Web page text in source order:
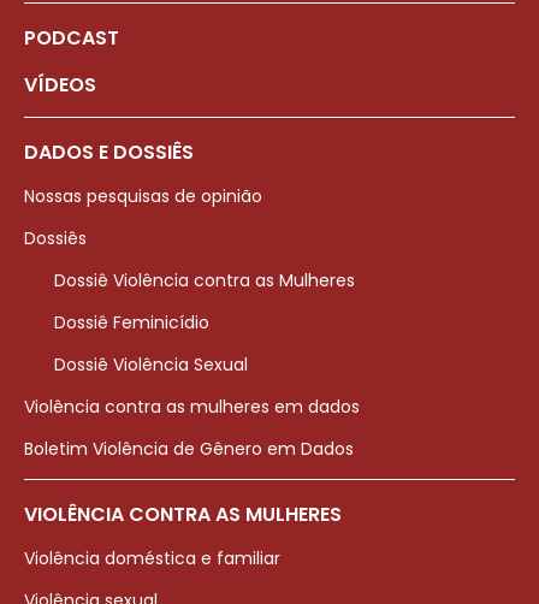
PODCAST
VÍDEOS
DADOS E DOSSIÊS
Nossas pesquisas de opinião
Dossiês
Dossiê Violência contra as Mulheres
Dossiê Feminicídio
Dossiê Violência Sexual
Violência contra as mulheres em dados
Boletim Violência de Gênero em Dados
VIOLÊNCIA CONTRA AS MULHERES
Violência doméstica e familiar